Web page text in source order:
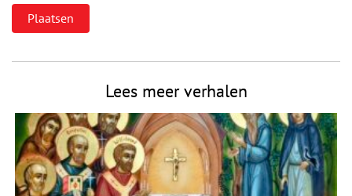
Lees meer verhalen